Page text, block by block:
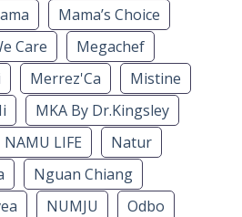
Mama’s Choice
Care
Megachef
Merrez'Ca
Mistine
MKA By Dr.Kingsley
NAMU LIFE
Natur
Nguan Chiang
NUMJU
Odbo